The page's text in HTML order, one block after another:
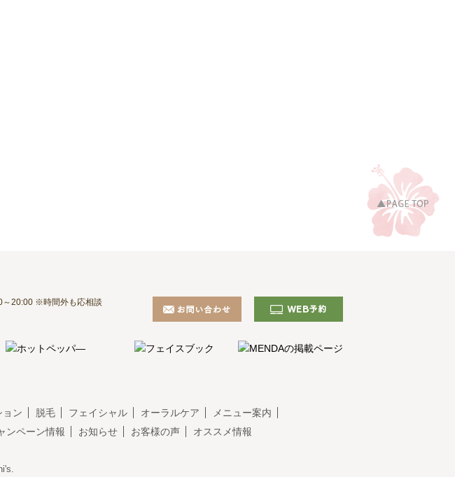
～20:00 ※時間外も応相談
ョン 脱毛 フェイシャル オーラルケア
メニュー案内
ンペーン情報 お知らせ お客様の声 オススメ情報